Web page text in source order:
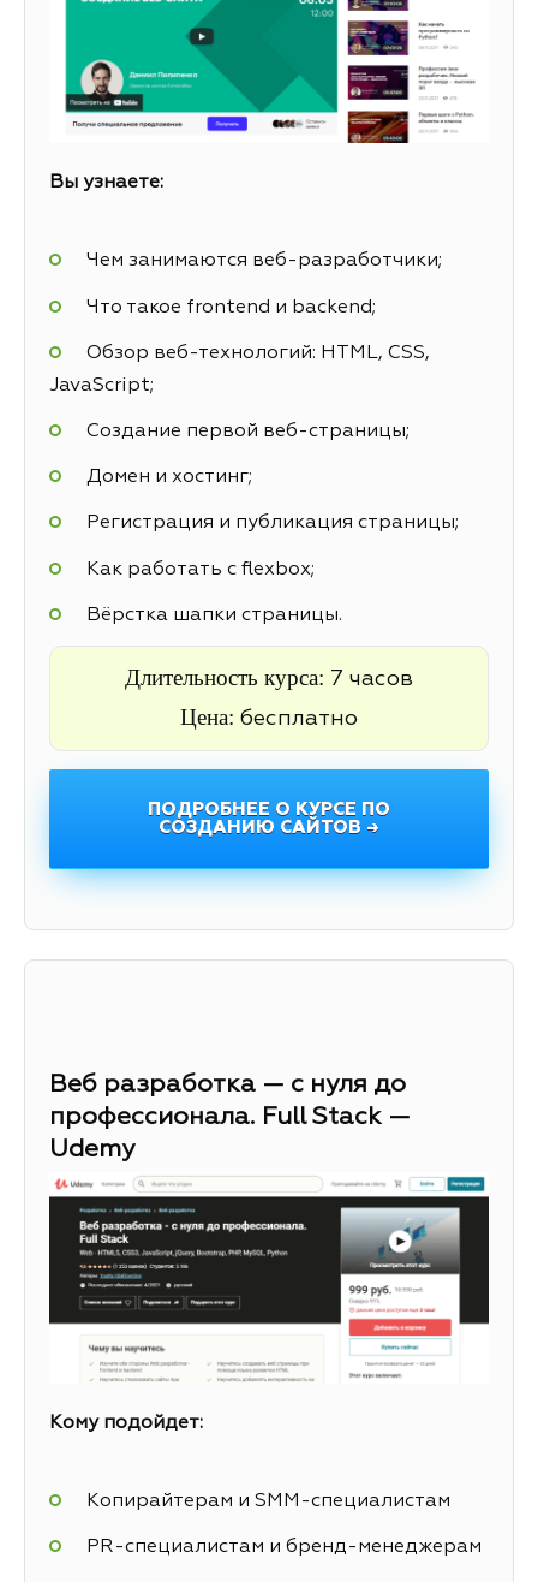
Вы узнаете:
Чем занимаются веб-разработчики;
Что такое frontend и backend;
Обзор веб-технологий: HTML, CSS,
JavaScript;
Создание первой веб-страницы;
Домен и хостинг;
Регистрация и публикация страницы;
Как работать с flexbox;
Вёрстка шапки страницы.
Длительность курса: 7 часов
Цена: бесплатно
ПОДРОБНЕЕ О КУРСЕ ПО
СОЗДАНИЮ САЙТОВ →
Веб разработка — с нуля до
профессионала. Full Stack —
Udemy
Кому подойдет:
Копирайтерам и SMM-специалистам
PR-специалистам и бренд-менеджерам